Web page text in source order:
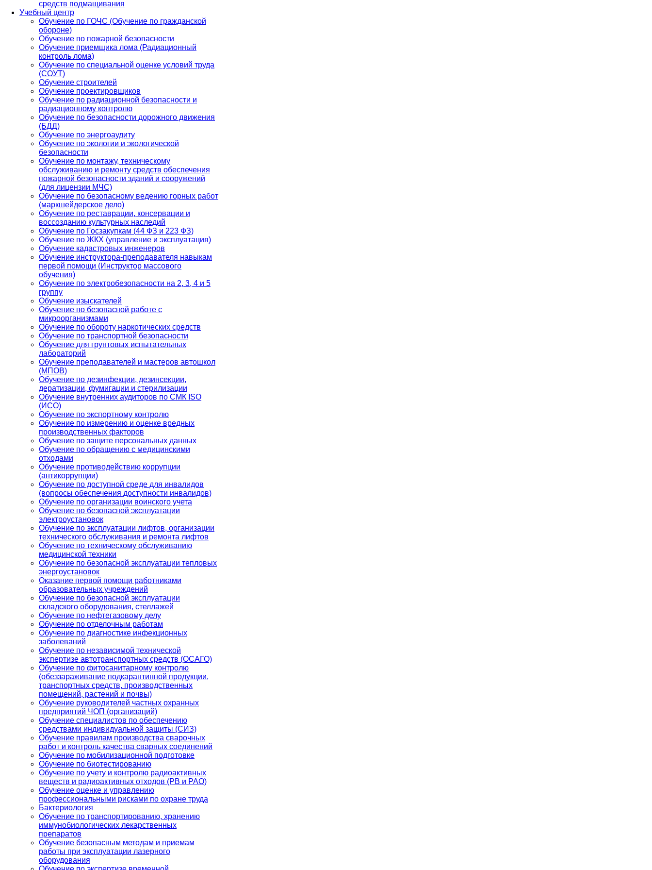
средств подмащивания
Учебный центр
Обучение по ГОЧС (Обучение по гражданской
обороне)
Обучение по пожарной безопасности
Обучение приемщика лома (Радиационный
контроль лома)
Обучение по специальной оценке условий труда
(СОУТ)
Обучение строителей
Обучение проектировщиков
Обучение по радиационной безопасности и
радиационному контролю
Обучение по безопасности дорожного движения
(БДД)
Обучение по энергоаудиту
Обучение по экологии и экологической
безопасности
Обучение по монтажу, техническому
обслуживанию и ремонту средств обеспечения
пожарной безопасности зданий и сооружений
(для лицензии МЧС)
Обучение по безопасному ведению горных работ
(маркшейдерское дело)
Обучение по реставрации, консервации и
воссозданию культурных наследий
Обучение по Госзакупкам (44 ФЗ и 223 ФЗ)
Обучение по ЖКХ (управление и эксплуатация)
Обучение кадастровых инженеров
Обучение инструктора-преподавателя навыкам
первой помощи (Инструктор массового
обучения)
Обучение по электробезопасности на 2, 3, 4 и 5
группу
Обучение изыскателей
Обучение по безопасной работе с
микроорганизмами
Обучение по обороту наркотических средств
Обучение по транспортной безопасности
Обучение для грунтовых испытательных
лабораторий
Обучение преподавателей и мастеров автошкол
(МПОВ)
Обучение по дезинфекции, дезинсекции,
дератизации, фумигации и стерилизации
Обучение внутренних аудиторов по СМК ISO
(ИСО)
Обучение по экспортному контролю
Обучение по измерению и оценке вредных
производственных факторов
Обучение по защите персональных данных
Обучение по обращению с медицинскими
отходами
Обучение противодействию коррупции
(антикоррупции)
Обучение по доступной среде для инвалидов
(вопросы обеспечения доступности инвалидов)
Обучение по организации воинского учета
Обучение по безопасной эксплуатации
электроустановок
Обучение по эксплуатации лифтов, организации
технического обслуживания и ремонта лифтов
Обучение по техническому обслуживанию
медицинской техники
Обучение по безопасной эксплуатации тепловых
энергоустановок
Оказание первой помощи работниками
образовательных учреждений
Обучение по безопасной эксплуатации
складского оборудования, стеллажей
Обучение по нефтегазовому делу
Обучение по отделочным работам
Обучение по диагностике инфекционных
заболеваний
Обучение по независимой технической
экспертизе автотранспортных средств (ОСАГО)
Обучение по фитосанитарному контролю
(обеззараживание подкарантинной продукции,
транспортных средств, производственных
помещений, растений и почвы)
Обучение руководителей частных охранных
предприятий ЧОП (организаций)
Обучение специалистов по обеспечению
средствами индивидуальной защиты (СИЗ)
Обучение правилам производства сварочных
работ и контроль качества сварных соединений
Обучение по мобилизационной подготовке
Обучение по биотестированию
Обучение по учету и контролю радиоактивных
веществ и радиоактивных отходов (РВ и РАО)
Обучение оценке и управлению
профессиональными рисками по охране труда
Бактериология
Обучение по транспортированию, хранению
иммунобиологических лекарственных
препаратов
Обучение безопасным методам и приемам
работы при эксплуатации лазерного
оборудования